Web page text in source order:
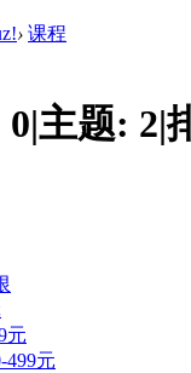
› 课程
0|主题: 2|
元
499元